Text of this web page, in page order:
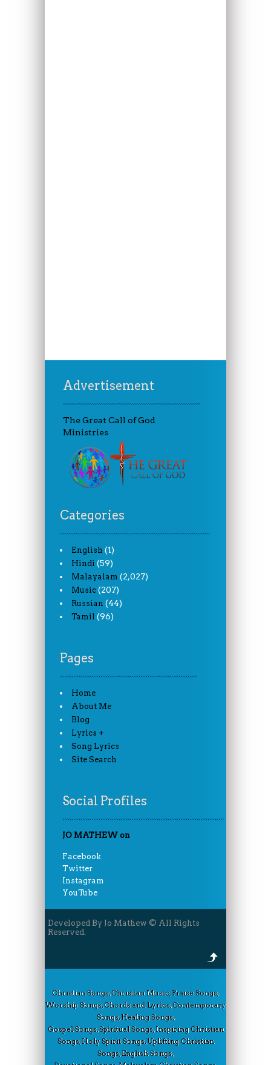
Advertisement
The Great Call of God
Ministries
Categories
English (1)
Hindi (59)
Malayalam (2,027)
Music (207)
Russian (44)
Tamil (96)
Pages
Home
About Me
Blog
Lyrics +
Song Lyrics
Site Search
Social Profiles
JO MATHEW on
Facebook
Twitter
Instagram
YouTube
Developed By Jo Mathew © All Rights
Reserved.
Christian Songs, Christian Music, Praise Songs,
Worship Songs, Chords and Lyrics, Contemporary
Songs, Healing Songs,
Gospel Songs, Spiritual Songs, Inspiring Christian
Songs, Holy Spirit Songs, Uplifting Christian
Songs, English Songs,